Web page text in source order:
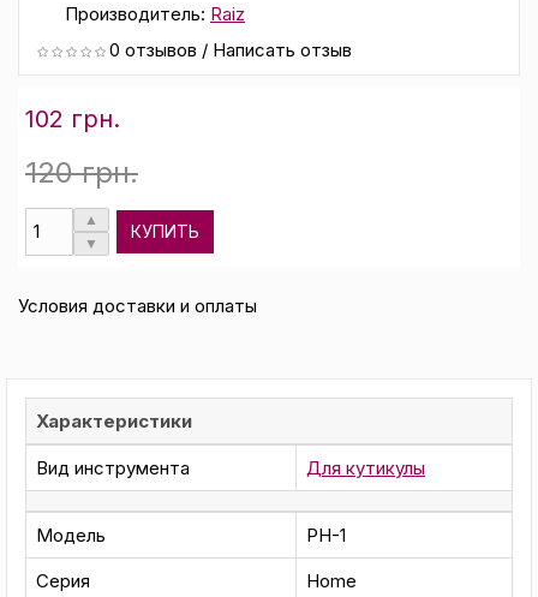
Производитель: Raiz
0 отзывов / Написать отзыв
102 грн.
120 грн.
КУПИТЬ
Условия доставки и оплаты
Характеристики
Вид инструмента Для кутикулы
Модель
PH-1
Серия
Home